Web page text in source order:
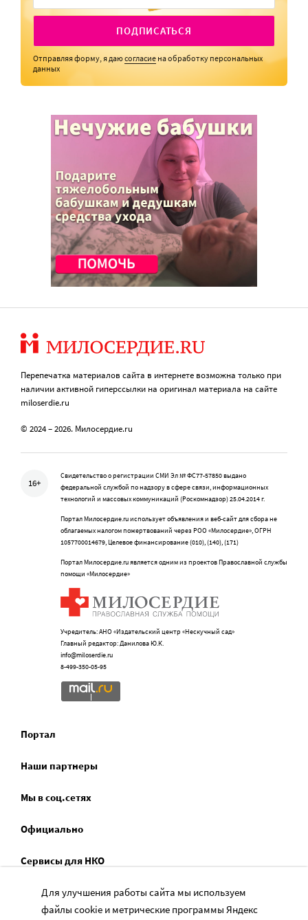
ПОДПИСАТЬСЯ
Отправляя форму, я даюсогласие на обработку персональных
данных
Перепечатка материалов сайта в интернете возможна только при
наличии активной гиперссылки на оригинал материала на сайте
miloserdie.ru
© 2024 – 2026. Милосердие.ru
16+
Свидетельство о регистрации СМИ Эл № ФС77-57850 выдано
федеральной службой по надзору в сфере связи, информационных
технологий и массовых коммуникаций (Роскомнадзор) 25.04.2014 г.
Портал Милосердие.ru использует объявления и веб-сайт для сбора не
облагаемых налогом пожертвований через РОО «Милосердие», ОГРН
1057700014679, Целевое финансирование (010), (140), (171)
Портал Милосердие.ru является одним из проектов Православной службы
помощи «Милосердие»
Учредитель: АНО «Издательский центр «Нескучный сад»
Главный редактор: Данилова Ю.К.
info@miloserdie.ru
8-499-350-05-95
Портал
Наши партнеры
Мы в соц.сетях
Официально
Сервисы для НКО
Спецпроекты
Для улучшения работы сайта мы используем
файлы cookie и метрические программы Яндекс